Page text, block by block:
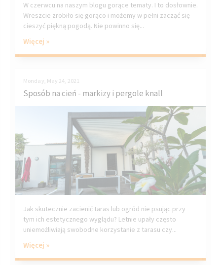
W czerwcu na naszym blogu gorące tematy. I to dosłownie.
Wreszcie zrobiło się gorąco i możemy w pełni zacząć się
cieszyć piękną pogodą. Nie powinno się...
Więcej »
Monday, May 24, 2021
Sposób na cień - markizy i pergole knall
Jak skutecznie zacienić taras lub ogród nie psując przy
tym ich estetycznego wyglądu? Letnie upały często
uniemożliwiają swobodne korzystanie z tarasu czy...
Więcej »